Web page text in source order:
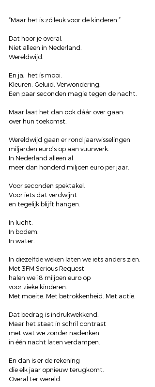
“Maar het is zó leuk voor de kinderen.”
Dat hoor je overal.
Niet alleen in Nederland.
Wereldwijd.
En ja,  het ís mooi.
Kleuren. Geluid. Verwondering.
Een paar seconden magie tegen de nacht.
Maar laat het dan ook dáár over gaan:
over hun toekomst.
Wereldwijd gaan er rond jaarwisselingen
miljarden euro’s op aan vuurwerk.
In Nederland alleen al
meer dan honderd miljoen euro per jaar.
Voor seconden spektakel.
Voor iets dat verdwijnt
en tegelijk blijft hangen.
In lucht.
In bodem.
In water.
In diezelfde weken laten we iets anders zien.
Met 3FM Serious Request
halen we 18 miljoen euro op
voor zieke kinderen.
Met moeite. Met betrokkenheid. Met actie.
Dat bedrag is indrukwekkend.
Maar het staat in schril contrast
met wat we zonder nadenken
in één nacht laten verdampen.
En dan is er de rekening
die elk jaar opnieuw terugkomt.
Overal ter wereld.